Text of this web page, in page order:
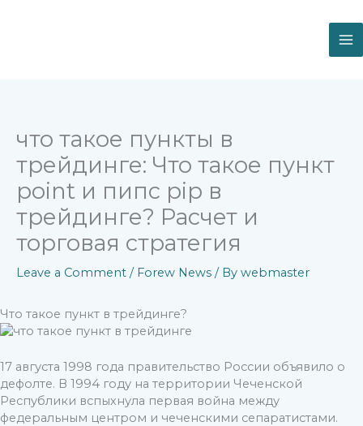
что такое пункты в
трейдинге: Что такое пункт
point и пипс pip в
трейдинге? Расчет и
торговая стратегия
Leave a Comment / Forew News / By webmaster
Что такое пункт в трейдинге?
17 августа 1998 года правительство России объявило о
дефолте. В 1994 году на территории Чеченской
Республики вспыхнула первая война между
федеральным центром и чеченскими сепаратистами.